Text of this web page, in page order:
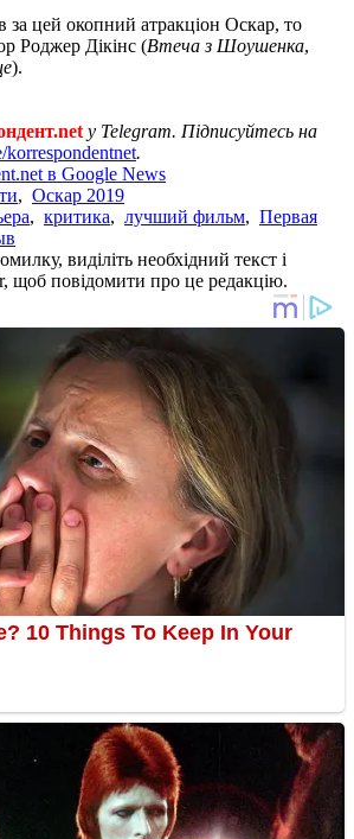
цей окопний атракціон Оскар, то
Роджер Дікінс (Втеча з Шоушенка,
).
у Telegram. Підписуйтесь на
korrespondentnet.
в Google News
, Оскар 2019
, критика, лучший фильм, Первая
виділіть необхідний текст і
щоб повідомити про це редакцію.